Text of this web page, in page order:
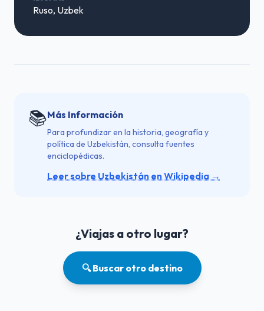
Ruso, Uzbek
📚Más Información
Para profundizar en la historia, geografía y
política de Uzbekistán, consulta fuentes
enciclopédicas.
Leer sobre Uzbekistán en Wikipedia →
¿Viajas a otro lugar?
🔍 Buscar otro destino